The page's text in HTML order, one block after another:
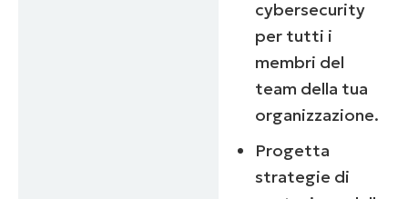
cybersecurity
per tutti i
membri del
team della tua
organizzazione.
Progetta
strategie di